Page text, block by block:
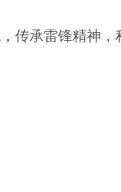
承雷锋精神，